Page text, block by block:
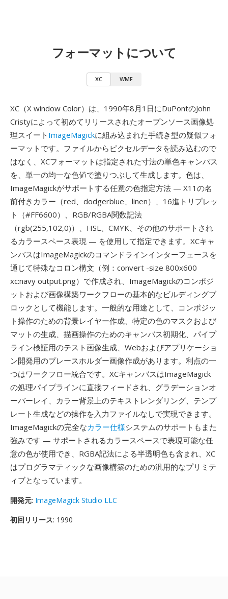
フォーマットについて
XC WMF
XC（X window Color）は、1990年8月1日にDuPontのJohn
Cristyによって初めてリリースされたオープンソース画像処
理スイート ImageMagickに組み込まれた手続き型の疑似フォ
ーマットです。ファイルからピクセルデータを読み込むので
はなく、XCフォーマットは指定された寸法の単色キャンバス
を、単一の均一な色値で塗りつぶして生成します。色は、
ImageMagickがサポートする任意の色指定方法 — X11の名
前付きカラー（red、dodgerblue、linen）、16進トリプレッ
ト（#FF6600）、RGB/RGBA関数記法
（rgb(255,102,0)）、HSL、CMYK、その他のサポートされ
るカラースペース表現 — を使用して指定できます。XCキャ
ンバスはImageMagickのコマンドラインインターフェースを
通じて特殊なコロン構文（例：convert -size 800x600
xc:navy output.png）で作成され、ImageMagickのコンポジ
ットおよび画像構築ワークフローの基本的なビルディングブ
ロックとして機能します。一般的な用途として、コンポジッ
ト操作のための背景レイヤー作成、特定の色のマスクおよび
マットの生成、描画操作のためのキャンバス初期化、パイプ
ライン検証用のテスト画像生成、Webおよびアプリケーショ
ン開発用のプレースホルダー画像作成があります。利点の一
つはワークフロー統合です。XCキャンバスはImageMagick
の処理パイプラインに直接フィードされ、グラデーションオ
ーバーレイ、カラー背景上のテキストレンダリング、テンプ
レート生成などの操作を入力ファイルなしで実現できます。
ImageMagickの完全なカラー仕様システムのサポートもまた
強みです — サポートされるカラースペースで表現可能な任
意の色が使用でき、RGBA記法による半透明色も含まれ、XC
はプログラマティックな画像構築のための汎用的なプリミテ
ィブとなっています。
開発元: ImageMagick Studio LLC
初回リリース: 1990